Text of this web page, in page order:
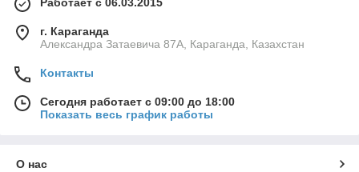
Работает с 06.03.2015
г. Караганда
Александра Затаевича 87А, Караганда, Казахстан
Контакты
Сегодня работает с 09:00 до 18:00
Показать весь график работы
О нас